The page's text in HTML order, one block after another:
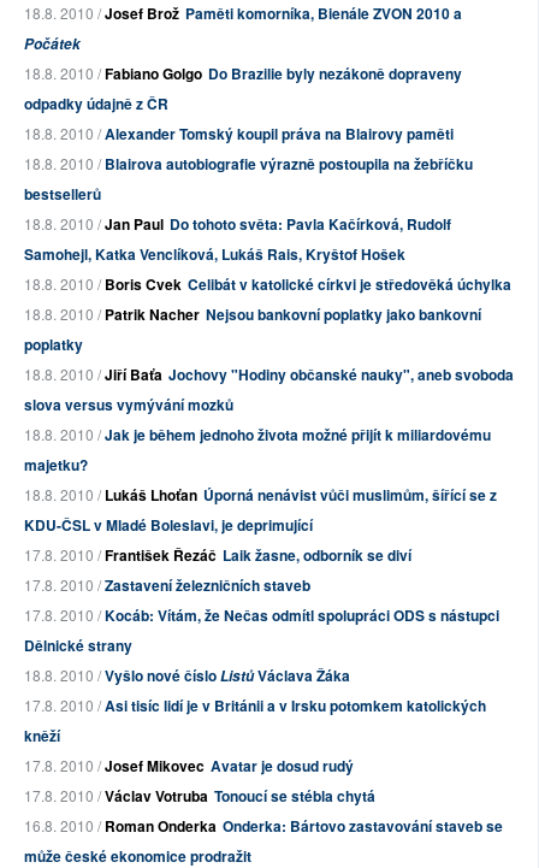
18.8. 2010 /Josef Brož Paměti komorníka, Bienále ZVON 2010 a
Počátek
18.8. 2010 /Fabiano Golgo Do Brazilie byly nezákoně dopraveny
odpadky údajně z ČR
18.8. 2010 /Alexander Tomský koupil práva na Blairovy paměti
18.8. 2010 /Blairova autobiografie výrazně postoupila na žebříčku
bestsellerů
18.8. 2010 /Jan Paul Do tohoto světa: Pavla Kačírková, Rudolf
Samohejl, Katka Venclíková, Lukáš Rais, Kryštof Hošek
18.8. 2010 /Boris Cvek Celibát v katolické církvi je středověká úchylka
18.8. 2010 /Patrik Nacher Nejsou bankovní poplatky jako bankovní
poplatky
18.8. 2010 /Jiří Baťa Jochovy "Hodiny občanské nauky", aneb svoboda
slova versus vymývání mozků
18.8. 2010 /Jak je během jednoho života možné přijít k miliardovému
majetku?
18.8. 2010 /Lukáš Lhoťan Úporná nenávist vůči muslimům, šířící se z
KDU-ČSL v Mladé Boleslavi, je deprimující
17.8. 2010 /František Řezáč Laik žasne, odborník se diví
17.8. 2010 /Zastavení železničních staveb
17.8. 2010 /Kocáb: Vítám, že Nečas odmítl spolupráci ODS s nástupci
Dělnické strany
18.8. 2010 /Vyšlo nové čísloListůVáclava Žáka
17.8. 2010 /Asi tisíc lidí je v Británii a v Irsku potomkem katolických
kněží
17.8. 2010 /Josef Mikovec Avatar je dosud rudý
17.8. 2010 /Václav Votruba Tonoucí se stébla chytá
16.8. 2010 /Roman Onderka Onderka: Bártovo zastavování staveb se
může české ekonomice prodražit